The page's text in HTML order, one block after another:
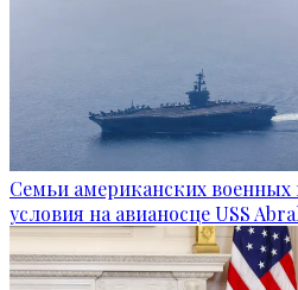
Семьи американских военных
условия на авианосце USS